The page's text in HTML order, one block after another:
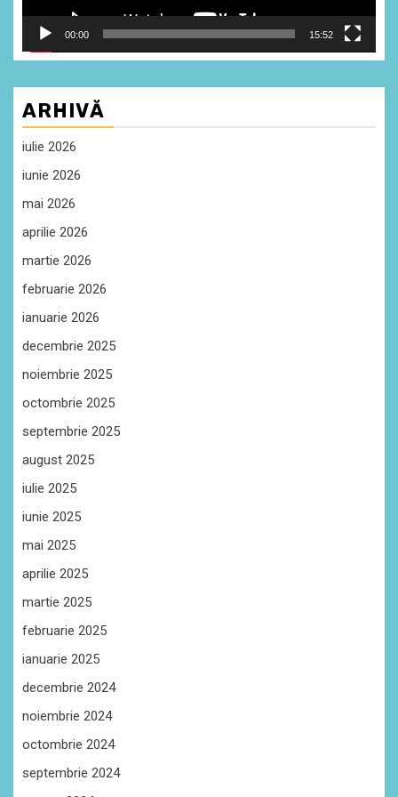
00:00 15:52
ARHIVĂ
iulie 2026
iunie 2026
mai 2026
aprilie 2026
martie 2026
februarie 2026
ianuarie 2026
decembrie 2025
noiembrie 2025
octombrie 2025
septembrie 2025
august 2025
iulie 2025
iunie 2025
mai 2025
aprilie 2025
martie 2025
februarie 2025
ianuarie 2025
decembrie 2024
noiembrie 2024
octombrie 2024
septembrie 2024